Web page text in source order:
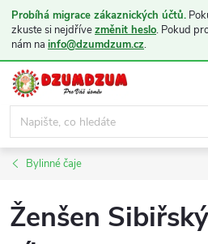
Probíhá migrace zákaznických účtů.
zkuste si nejdřívezměnit heslo. Pokud
nám na info@dzumdzum.cz.
Přejít
obsah
Bylinné čaje
Ženšen